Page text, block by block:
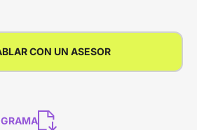
CON UN ASESOR